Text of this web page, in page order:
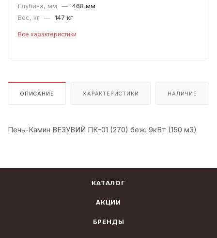
Глубина, мм
— 468 мм
Вес, кг — 147 кг
Все характеристики
ОПИСАНИЕ ХАРАКТЕРИСТИКИ НАЛИЧИЕ
Печь-Камин ВЕЗУВИЙ ПК-01 (270) беж. 9кВт (150 м3)
КАТАЛОГ
АКЦИИ
БРЕНДЫ